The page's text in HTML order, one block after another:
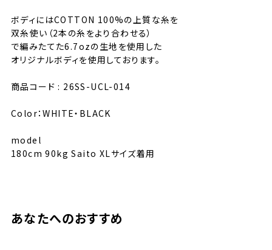
ボディにはCOTTON 100%の上質な糸を
双糸使い（2本の糸をより合わせる）
で編みたてた6.7ozの生地を使用した
オリジナルボディを使用しております。
商品コード : 26SS-UCL-014
Color：WHITE・BLACK
model
180cm 90kg Saito XLサイズ着用
サイズ M
あなたへのおすすめ